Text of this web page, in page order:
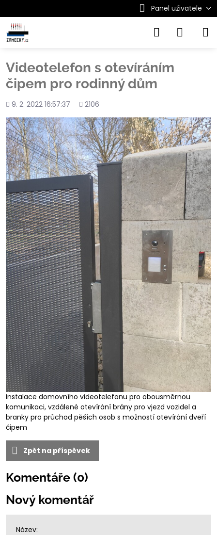
Panel uživatele
Videotelefon s otevíráním
čipem pro rodinný dům
Přidáno
9. 2. 2022 16:57:37
Počet
2106
Instalace domovního videotelefonu pro obousměrnou
komunikaci, vzdálené otevírání brány pro vjezd vozidel a
branky pro průchod pěších osob s možností otevírání dveří
čipem
Zpět na příspěvek
Komentáře (0)
Nový komentář
Název: